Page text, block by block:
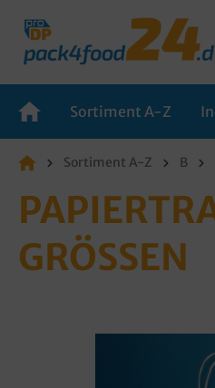
Sortiment A-Z
Sortiment A-Z B
GRÖSSEN